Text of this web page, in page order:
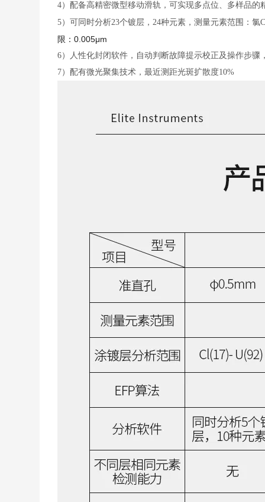
4） 配备高精密微型移动滑轨，可实现多点位、多样品的
5）可同时分析23个镀层，24种元素，测量元素范围：
限：0.005μm
6）
人性化封闭软件，自动判断故障提示校正及操作步骤
7） 配有微光聚集技术，最近测距光斑扩散度10%